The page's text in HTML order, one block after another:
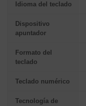
Idioma del teclado
Dispositivo
apuntador
Formato del
teclado
Teclado numérico
Tecnología de